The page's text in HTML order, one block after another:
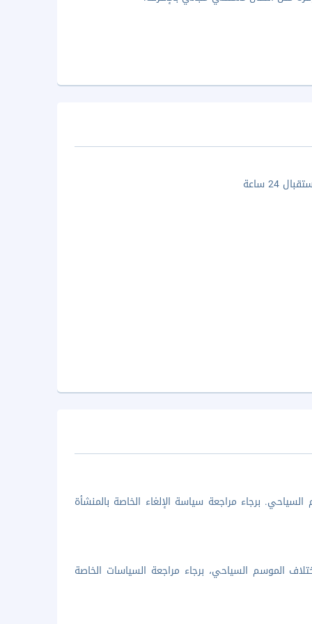
24 ساعة
برجاء مراجعة سياسة الإلغاء الخاصة بالمنشأة
الموسم السياحي، برجاء مراجعة السياسات الخاصة